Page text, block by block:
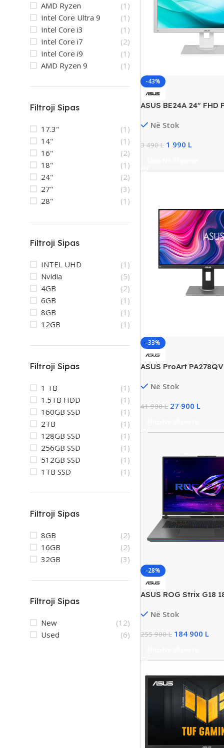
AMD Ryzen
(1)
Intel Core Ultra 9
(1)
Intel Core i3
(1)
Intel Core i7
(2)
Intel Core i9
(1)
AMD Ryzen 9
(1)
Filtroji Sipas
17.3"
(1)
14"
(1)
16"
(2)
18"
(1)
24"
(2)
27"
(3)
28"
(1)
Filtroji Sipas
INTEL UHD
(1)
Nvidia
(5)
4GB
(2)
6GB
(1)
8GB
(1)
12GB
(1)
Filtroji Sipas
1 TB
(1)
1.5TB HDD
(1)
160GB SSD
(1)
2TB
(1)
128GB SSD
(1)
256GB SSD
(1)
512GB SSD
(1)
1TB SSD
(1)
Filtroji Sipas
8GB
(2)
16GB
(2)
32GB
(3)
Filtroji Sipas
New
(12)
Used
(6)
-43%
ASUS BE24A 24″
Në Stok
3 490L 1 990 L
-33%
ASUS ProArt
Në Stok
41 900L 27 900 L
-28%
ASUS ROG Strix G18
DDR5, 1TB SSD NVMe,
Në Stok
255 900L 184 900 L